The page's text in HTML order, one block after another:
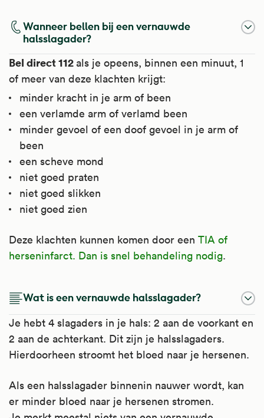
Wanneer bellen bij een vernauwde
halsslagader?
Bel direct 112 als je opeens, binnen een minuut, 1
of meer van deze klachten krijgt:
minder kracht in je arm of been
een verlamde arm of verlamd been
minder gevoel of een doof gevoel in je arm of
been
een scheve mond
niet goed praten
niet goed slikken
niet goed zien
Deze klachten kunnen komen door een TIA of
herseninfarct. Dan is snel behandeling nodig.
Wat is een vernauwde halsslagader?
Je hebt 4 slagaders in je hals: 2 aan de voorkant en
2 aan de achterkant. Dit zijn je halsslagaders.
Hierdoorheen stroomt het bloed naar je hersenen.
Als een halsslagader binnenin nauwer wordt, kan
er minder bloed naar je hersenen stromen.